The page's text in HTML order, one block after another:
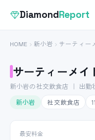
DiamondReport
HOME 新小岩 サーティー
サーティーメイ
新小岩の社交飲食店 ｜ 出
新小岩
社交飲食店
最安料金